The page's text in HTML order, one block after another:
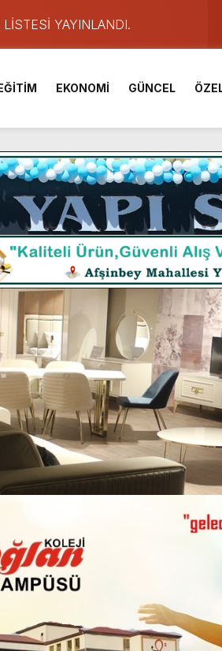
YAYINLANDI.
ve Yavuz’un Ezgileriyle Şenlendi.
de olduğu Filistin Konvoyu,
KAFUM’da Sahne Alacak.
Ayser Çalık Ortaokulu
Muammer Sarıdoğan’a
Fuarı’na Tam Not.
2 Bin Genç Doğa ve Bilimle
En Zorlu Etap
EKONOMİ GÜNCEL